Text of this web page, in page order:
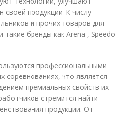
своей продукции. К числу
и прочих товаров для
бренды как Arena , Speedo
профессиональными
соревнованиях, что является
премиальных свойств их
стремится найти
продукции. От